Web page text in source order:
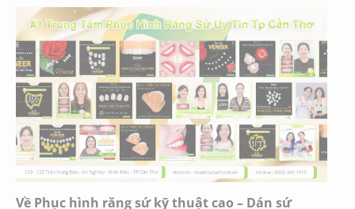
Về Phục hình răng sứ kỹ thuật cao – Dán sứ